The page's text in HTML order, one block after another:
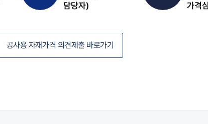
담당자)
가격
공사용 자재가격 의견제출 바로가기